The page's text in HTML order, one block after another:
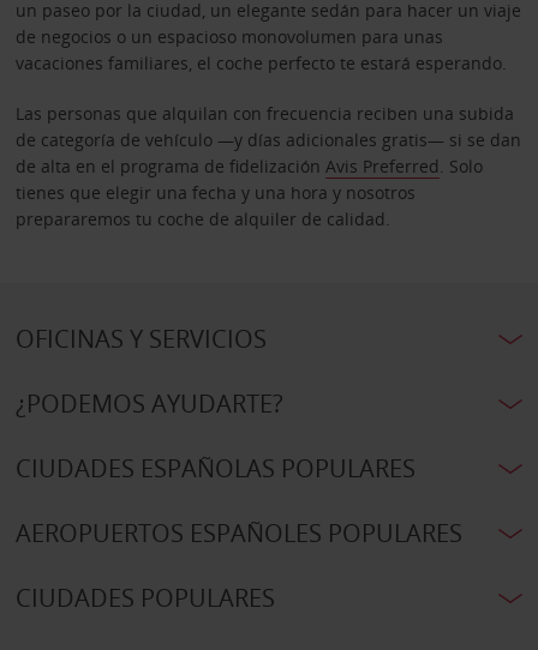
un paseo por la ciudad, un elegante sedán para hacer un viaje
de negocios o un espacioso monovolumen para unas
vacaciones familiares, el coche perfecto te estará esperando.
Las personas que alquilan con frecuencia reciben una subida
de categoría de vehículo —y días adicionales gratis— si se dan
de alta en el programa de fidelización Avis Preferred. Solo
tienes que elegir una fecha y una hora y nosotros
prepararemos tu coche de alquiler de calidad.
OFICINAS Y SERVICIOS
¿PODEMOS AYUDARTE?
CIUDADES ESPAÑOLAS POPULARES
AEROPUERTOS ESPAÑOLES POPULARES
CIUDADES POPULARES